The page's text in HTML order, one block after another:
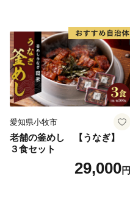
愛知県小牧市
老舗の釜めし 【うなぎ】
３食セット
29,000円